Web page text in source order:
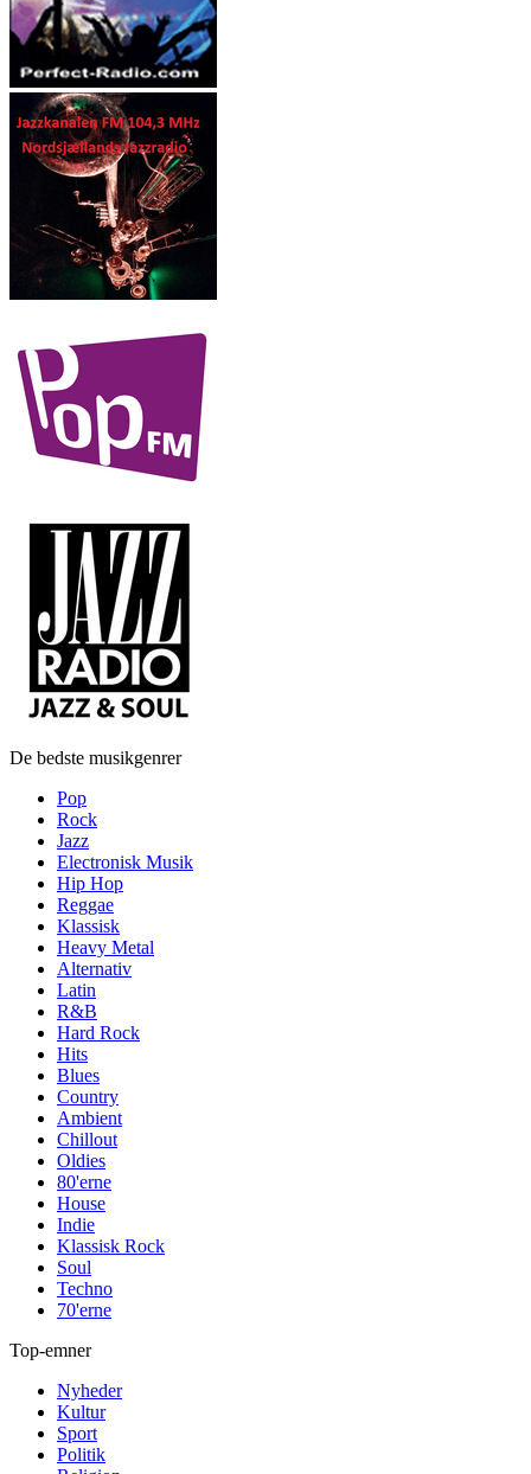
De bedste musikgenrer
Pop
Rock
Jazz
Electronisk Musik
Hip Hop
Reggae
Klassisk
Heavy Metal
Alternativ
Latin
R&B
Hard Rock
Hits
Blues
Country
Ambient
Chillout
Oldies
80'erne
House
Indie
Klassisk Rock
Soul
Techno
70'erne
Top-emner
Nyheder
Kultur
Sport
Politik